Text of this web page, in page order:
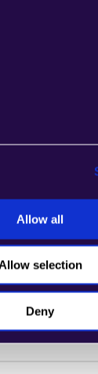
Allow all
selection
Deny
GCC